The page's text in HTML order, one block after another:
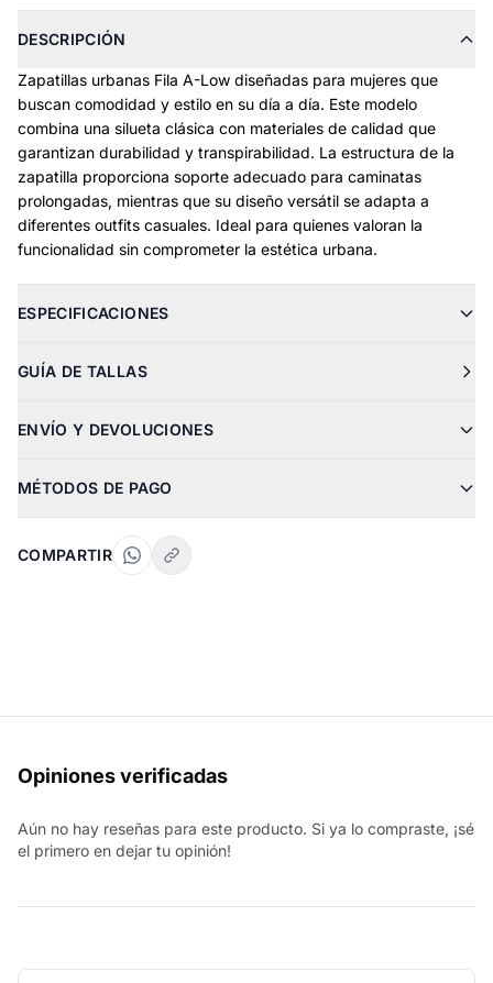
DESCRIPCIÓN
Zapatillas urbanas Fila A-Low diseñadas para mujeres que
buscan comodidad y estilo en su día a día. Este modelo
combina una silueta clásica con materiales de calidad que
garantizan durabilidad y transpirabilidad. La estructura de la
zapatilla proporciona soporte adecuado para caminatas
prolongadas, mientras que su diseño versátil se adapta a
diferentes outfits casuales. Ideal para quienes valoran la
funcionalidad sin comprometer la estética urbana.
ESPECIFICACIONES
GUÍA DE TALLAS
ENVÍO Y DEVOLUCIONES
MÉTODOS DE PAGO
COMPARTIR
Opiniones verificadas
Aún no hay reseñas para este producto. Si ya lo compraste, ¡sé
el primero en dejar tu opinión!